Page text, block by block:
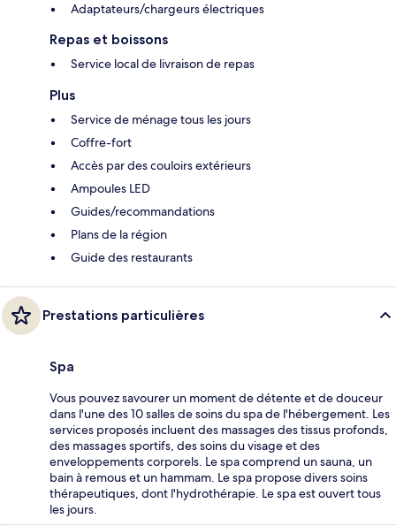
Adaptateurs/chargeurs électriques
Repas et boissons
Service local de livraison de repas
Plus
Service de ménage tous les jours
Coffre-fort
Accès par des couloirs extérieurs
Ampoules LED
Guides/recommandations
Plans de la région
Guide des restaurants
Prestations particulières
Spa
Vous pouvez savourer un moment de détente et de douceur
dans l'une des 10 salles de soins du spa de l'hébergement. Les
services proposés incluent des massages des tissus profonds,
des massages sportifs, des soins du visage et des
enveloppements corporels. Le spa comprend un sauna, un
bain à remous et un hammam. Le spa propose divers soins
thérapeutiques, dont l'hydrothérapie. Le spa est ouvert tous
les jours.